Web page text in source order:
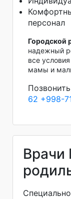
персонал
Городской
надежный
все
мамы и
62 +998-
Врачи